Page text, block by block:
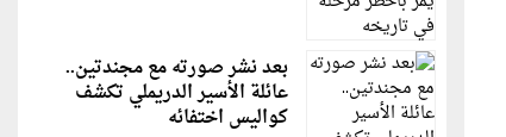
بعد نشر صورته مع مجندتين..
عائلة الأسير الدريملي تكشف
كواليس اختفائه